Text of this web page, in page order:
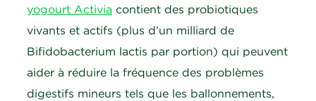
yogourt Activia contient des probiotiques
vivants et actifs (plus d’un milliard de
Bifidobacterium lactis par portion) qui peuvent
aider à réduire la fréquence des problèmes
digestifs mineurs tels que les ballonnements,